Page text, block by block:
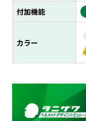
付加機能
カラー